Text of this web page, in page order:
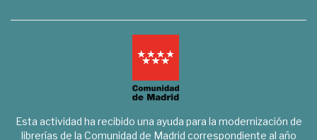
Esta actividad ha recibido una ayuda para la modernización de
librerías de la Comunidad de Madrid correspondiente al año